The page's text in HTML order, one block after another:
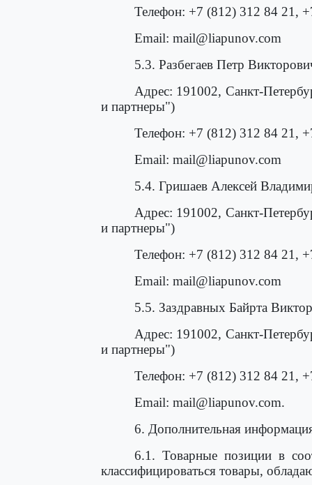
Телефон: +7 (812) 312 84 21,
Email: mail@liapunov.com
5.3. Разбегаев Петр
Адрес: 191002, Санкт-
и партнеры")
Телефон: +7 (812) 312 84 21,
Email: mail@liapunov.com
5.4. Гришаев Алексей
Адрес: 191002, Санкт-
и партнеры")
Телефон: +7 (812) 312 84 21,
Email: mail@liapunov.com
5.5. Заздравных Байрта
Адрес: 191002, Санкт-
и партнеры")
Телефон: +7 (812) 312 84 21,
Email: mail@liapunov.com.
6. Дополнительная
6.1. Товарные позиции в
классифицироваться товары,